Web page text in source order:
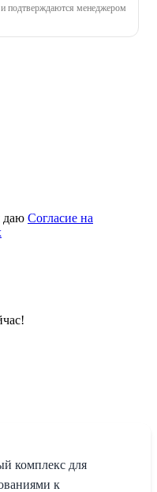
подтверждаются менеджером
даю Согласие на
комплекс для
к